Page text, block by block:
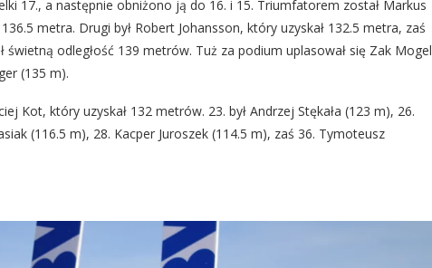
17., a następnie obniżono ją do 16. i 15. Triumfatorem został Markus
metra. Drugi był Robert Johansson, który uzyskał 132.5 metra, zaś
świetną odległość 139 metrów. Tuż za podium uplasował się Zak Mogel
(135 m).
Kot, który uzyskał 132 metrów. 23. był Andrzej Stękała (123 m), 26.
(116.5 m), 28. Kacper Juroszek (114.5 m), zaś 36. Tymoteusz